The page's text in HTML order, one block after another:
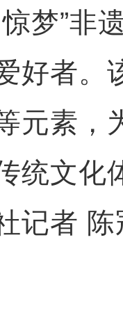
梦”非
好者。
元素，
统文化
记者